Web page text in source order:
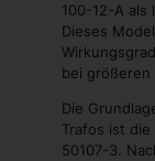
100-12-A als
Dieses
bei größeren
Die
Trafos ist
50107-3.